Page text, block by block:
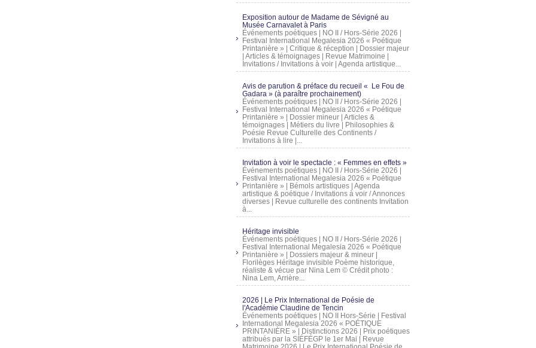
Exposition autour de Madame de Sévigné au
Musée Carnavalet à Paris
Événements poétiques | NO II / Hors-Série 2026 |
Festival International Megalesia 2026 « Poétique
Printanière » | Critique & réception | Dossier majeur
| Articles & témoignages | Revue Matrimoine |
Invitations / Invitations à voir | Agenda artistique...
Avis de parution & préface du recueil « Le Fou de
Gadara » (à paraître prochainement)
Événements poétiques | NO II / Hors-Série 2026 |
Festival International Megalesia 2026 « Poétique
Printanière » | Dossier mineur | Articles &
témoignages | Métiers du livre | Philosophies &
Poésie Revue Culturelle des Continents /
Invitations à lire |...
Invitation à voir le spectacle : « Femmes en effets »
Événements poétiques | NO II / Hors-Série 2026 |
Festival International Megalesia 2026 « Poétique
Printanière » | Bémols artistiques | Agenda
artistique & poétique / Invitations à voir / Annonces
diverses | Revue culturelle des continents Invitation
à...
Héritage invisible
Événements poétiques | NO II / Hors-Série 2026 |
Festival International Megalesia 2026 « Poétique
Printanière » | Dossiers majeur & mineur |
Florilèges Héritage invisible Poème historique,
réaliste & vécue par Nina Lem © Crédit photo :
Nina Lem, Arrière...
2026 | Le Prix International de Poésie de
l'Académie Claudine de Tencin
Événements poétiques | NO II Hors-Série | Festival
International Megalesia 2026 « POÉTIQUE
PRINTANIÈRE » | Distinctions 2026 | Prix poétiques
attribués par la SIÉFÉGP le 1er Mai | Revue